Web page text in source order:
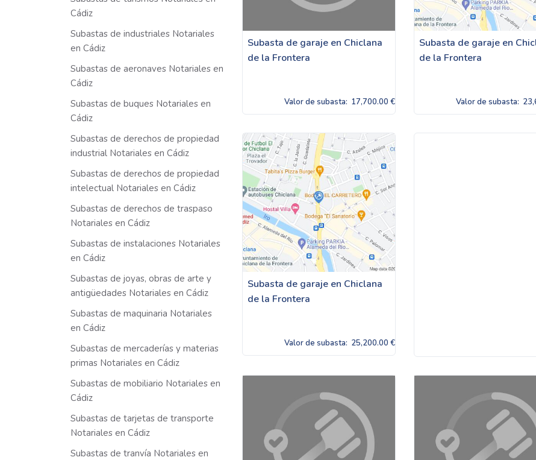
Cádiz
Subastas de industriales Notariales
en Cádiz
Subastas de aeronaves Notariales en
Cádiz
Subastas de buques Notariales en
Cádiz
Subastas de derechos de propiedad
industrial Notariales en Cádiz
Subastas de derechos de propiedad
intelectual Notariales en Cádiz
Subastas de derechos de traspaso
Notariales en Cádiz
Subastas de instalaciones Notariales
en Cádiz
Subastas de joyas, obras de arte y
antigüedades Notariales en Cádiz
Subastas de maquinaria Notariales
en Cádiz
Subastas de mercaderías y materias
primas Notariales en Cádiz
Subastas de mobiliario Notariales en
Cádiz
Subastas de tarjetas de transporte
Notariales en Cádiz
Subastas de tranvía Notariales en
Subasta de garaje en Chiclana
de la Frontera
Valor de subasta: 17,700.00 €
Subasta de garaje en
de la Frontera
Valor de subasta:
Subasta de garaje en Chiclana
de la Frontera
Valor de subasta: 25,200.00 €